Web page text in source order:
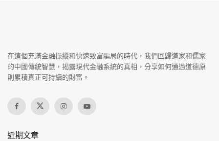
在這個充滿金融操縱和快速致富騙局的時代，我們回歸道家和儒家
的中國傳統智慧，揭露現代金融系統的真相，分享如何通過道德原
則累積真正可持續的財富。
近期文章